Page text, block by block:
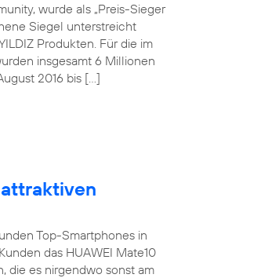
wurde als „Preis-Sieger
Siegel unterstreicht
Produkten. Für die im
insgesamt 6 Millionen
2016 bis […]
Top-Smartphones in
das HUAWEI Mate10
die es nirgendwo sonst am